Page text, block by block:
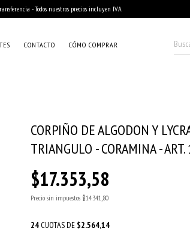
- Todos nuestros precios incluyen IVA
CONTACTO CÓMO COMPRAR
CORPIÑO DE ALGODON Y
TRIANGULO - CORAMINA -
$17.353,58
Precio sin impuestos $14.341,80
24 CUOTAS DE $2.564,14